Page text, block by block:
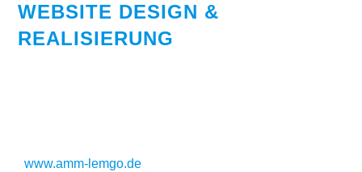
WEBSITE DESIGN &
REALISIERUNG
www.amm-lemgo.de